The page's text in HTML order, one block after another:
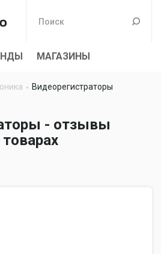
МАГАЗИНЫ
Видеорегистраторы
- отзывы